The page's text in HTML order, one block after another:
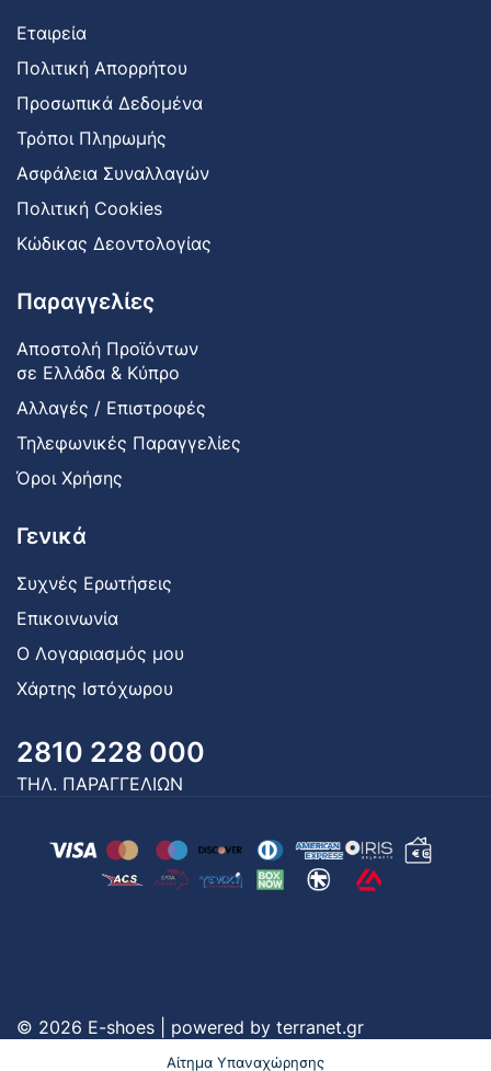
Εταιρεία
Πολιτική Απορρήτου
Προσωπικά Δεδομένα
Τρόποι Πληρωμής
Ασφάλεια Συναλλαγών
Πολιτική Cookies
Κώδικας Δεοντολογίας
Παραγγελίες
Αποστολή Προϊόντων
σε Ελλάδα & Κύπρο
Αλλαγές / Επιστροφές
Τηλεφωνικές Παραγγελίες
Όροι Χρήσης
Γενικά
Συχνές Ερωτήσεις
Επικοινωνία
Ο Λογαριασμός μου
Χάρτης Ιστόχωρου
2810 228 000
ΤΗΛ. ΠΑΡΑΓΓΕΛΙΩΝ
© 2026 E-shoes | powered by terranet.gr
Αίτημα Υπαναχώρησης